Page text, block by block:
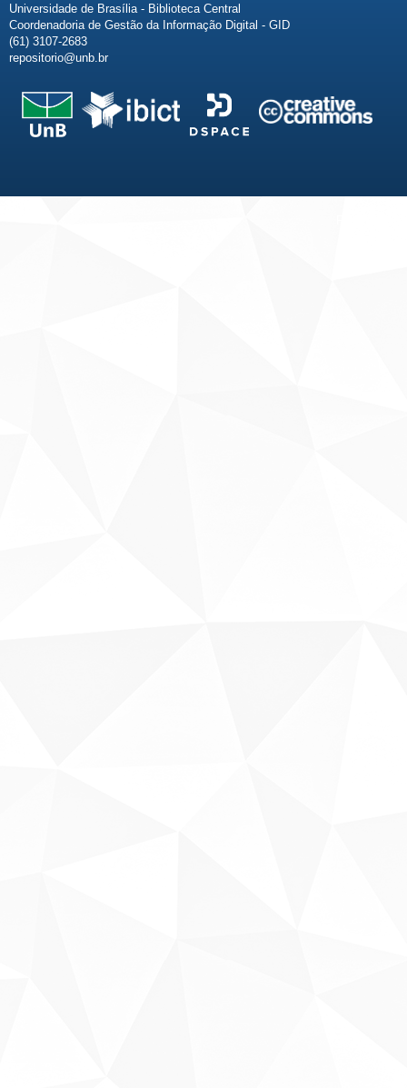
Universidade de Brasília - Biblioteca Central
Coordenadoria de Gestão da Informação Digital - GID
(61) 3107-2683
repositorio@unb.br